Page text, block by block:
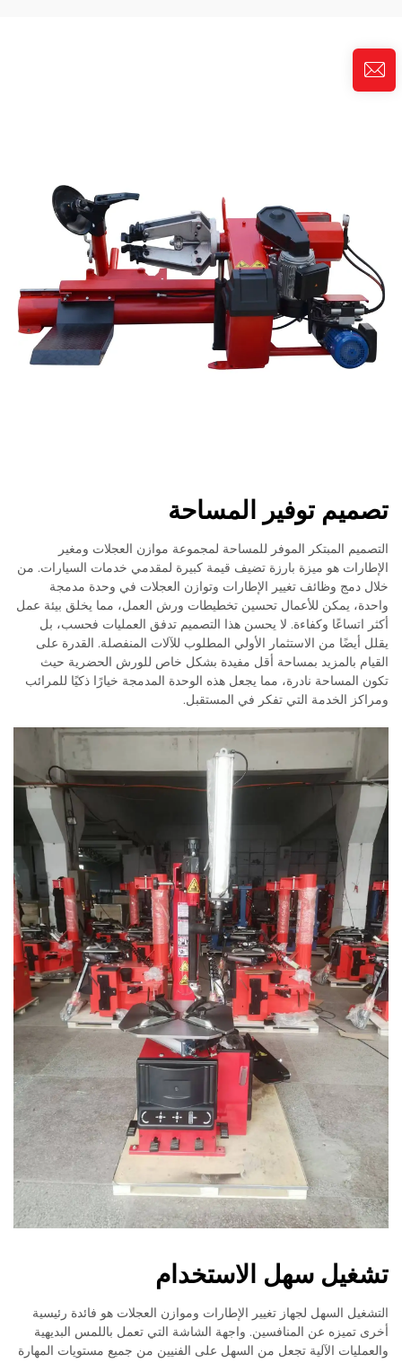
تصميم توفير المساحة
التصميم المبتكر الموفر للمساحة لمجموعة موازن العجلات ومغير
الإطارات هو ميزة بارزة تضيف قيمة كبيرة لمقدمي خدمات السيارات. من
خلال دمج وظائف تغيير الإطارات وتوازن العجلات في وحدة مدمجة
واحدة، يمكن للأعمال تحسين تخطيطات ورش العمل، مما يخلق بيئة عمل
أكثر اتساعًا وكفاءة. لا يحسن هذا التصميم تدفق العمليات فحسب، بل
يقلل أيضًا من الاستثمار الأولي المطلوب للآلات المنفصلة. القدرة على
القيام بالمزيد بمساحة أقل مفيدة بشكل خاص للورش الحضرية حيث
تكون المساحة نادرة، مما يجعل هذه الوحدة المدمجة خيارًا ذكيًا للمرائب
ومراكز الخدمة التي تفكر في المستقبل.
تشغيل سهل الاستخدام
التشغيل السهل لجهاز تغيير الإطارات وموازن العجلات هو فائدة رئيسية
أخرى تميزه عن المنافسين. واجهة الشاشة التي تعمل باللمس البديهية
والعمليات الآلية تجعل من السهل على الفنيين من جميع مستويات المهارة